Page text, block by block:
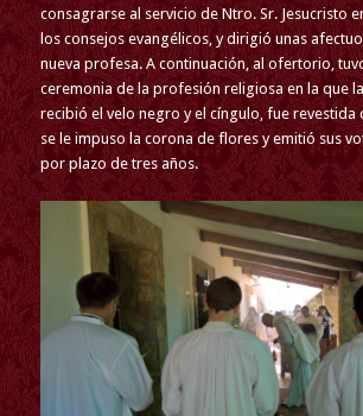
consagrarse al servicio de Ntro. Sr. Jesucristo
los consejos evangélicos, y dirigió unas
nueva profesa. A continuación, al ofertorio,
ceremonia de la profesión religiosa en la que
recibió el velo negro y el cíngulo, fue revestida
se le impuso la corona de flores y emitió sus
por plazo de tres años.